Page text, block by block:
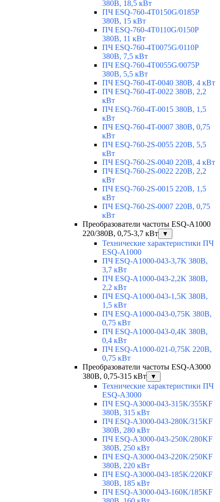
380В, 18,5 кВт
ПЧ ESQ-760-4T0150G/0185P
380В, 15 кВт
ПЧ ESQ-760-4T0110G/0150P
380В, 11 кВт
ПЧ ESQ-760-4T0075G/0110P
380В, 7,5 кВт
ПЧ ESQ-760-4T0055G/0075P
380В, 5,5 кВт
ПЧ ESQ-760-4T-0040 380В, 4 кВт
ПЧ ESQ-760-4T-0022 380В, 2,2
кВт
ПЧ ESQ-760-4T-0015 380В, 1,5
кВт
ПЧ ESQ-760-4T-0007 380В, 0,75
кВт
ПЧ ESQ-760-2S-0055 220В, 5,5
кВт
ПЧ ESQ-760-2S-0040 220В, 4 кВт
ПЧ ESQ-760-2S-0022 220В, 2,2
кВт
ПЧ ESQ-760-2S-0015 220В, 1,5
кВт
ПЧ ESQ-760-2S-0007 220В, 0,75
кВт
Преобразователи частоты ESQ-A1000
220/380В, 0,75-3,7 кВт
▼
Технические характеристики ПЧ
ESQ-A1000
ПЧ ESQ-A1000-043-3,7K 380В,
3,7 кВт
ПЧ ESQ-A1000-043-2,2K 380В,
2,2 кВт
ПЧ ESQ-A1000-043-1,5K 380В,
1,5 кВт
ПЧ ESQ-A1000-043-0,75K 380В,
0,75 кВт
ПЧ ESQ-A1000-043-0,4K 380В,
0,4 кВт
ПЧ ESQ-A1000-021-0,75K 220В,
0,75 кВт
Преобразователи частоты ESQ-A3000
380В, 0,75-315 кВт
▼
Технические характеристики ПЧ
ESQ-A3000
ПЧ ESQ-A3000-043-315K/355KF
380В, 315 кВт
ПЧ ESQ-A3000-043-280K/315KF
380В, 280 кВт
ПЧ ESQ-A3000-043-250K/280KF
380В, 250 кВт
ПЧ ESQ-A3000-043-220K/250KF
380В, 220 кВт
ПЧ ESQ-A3000-043-185K/220KF
380В, 185 кВт
ПЧ ESQ-A3000-043-160K/185KF